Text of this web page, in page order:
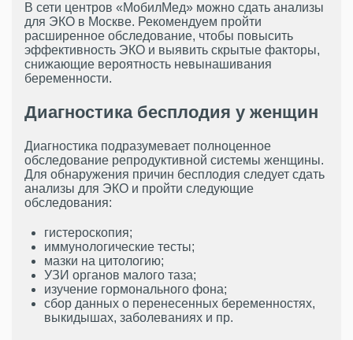
В сети центров «МобилМед» можно сдать анализы
для ЭКО в Москве. Рекомендуем пройти
расширенное обследование, чтобы повысить
эффективность ЭКО и выявить скрытые факторы,
снижающие вероятность невынашивания
беременности.
Диагностика бесплодия у женщин
Диагностика подразумевает полноценное
обследование репродуктивной системы женщины.
Для обнаружения причин бесплодия следует сдать
анализы для ЭКО и пройти следующие
обследования:
гистероскопия;
иммунологические тесты;
мазки на цитологию;
УЗИ органов малого таза;
изучение гормонального фона;
сбор данных о перенесенных беременностях,
выкидышах, заболеваниях и пр.